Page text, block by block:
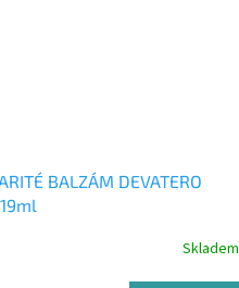
BALZÁM DEVATERO
Skladem